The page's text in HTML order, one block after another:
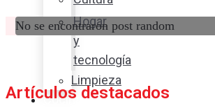
Hogar
y
tecnología
Limpieza
Cocina
No se encontraron post random
Artículos destacados